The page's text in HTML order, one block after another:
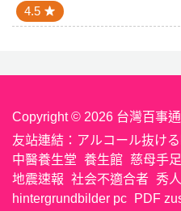
4.5
Copyright © 2026 台灣百事
友站連結： アルコール抜け
中醫養生堂 養生館 慈母手
地震速報 社会不適合者 秀
hintergrundbilder pc
PDF